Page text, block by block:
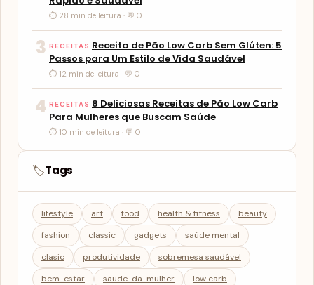
⏱ 28 min de leitura · 💬 0
3 RECEITAS Receita de Pão Low Carb Sem Glúten: 5
Passos para Um Estilo de Vida Saudável
⏱ 12 min de leitura · 💬 0
4 RECEITAS 8 Deliciosas Receitas de Pão Low Carb
Para Mulheres que Buscam Saúde
⏱ 10 min de leitura · 💬 0
🏷️Tags
lifestyle art food health & fitness
beauty
fashion
classic gadgets
saúde mental
clasic
produtividade
sobremesa saudável
bem-estar
saude-da-mulher
low carb